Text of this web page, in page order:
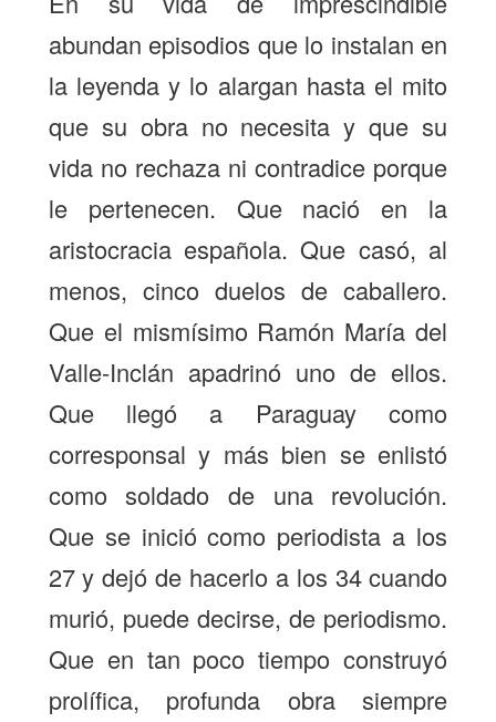
abundan episodios que lo instalan en
la leyenda y lo alargan hasta el mito
que su obra no necesita y que su
vida no rechaza ni contradice porque
le pertenecen. Que nació en la
aristocracia española. Que casó, al
menos, cinco duelos de caballero.
Que el mismísimo Ramón María del
Valle-Inclán apadrinó uno de ellos.
Que llegó a Paraguay como
corresponsal y más bien se enlistó
como soldado de una revolución.
Que se inició como periodista a los
27 y dejó de hacerlo a los 34 cuando
murió, puede decirse, de periodismo.
Que en tan poco tiempo construyó
prolífica, profunda obra siempre